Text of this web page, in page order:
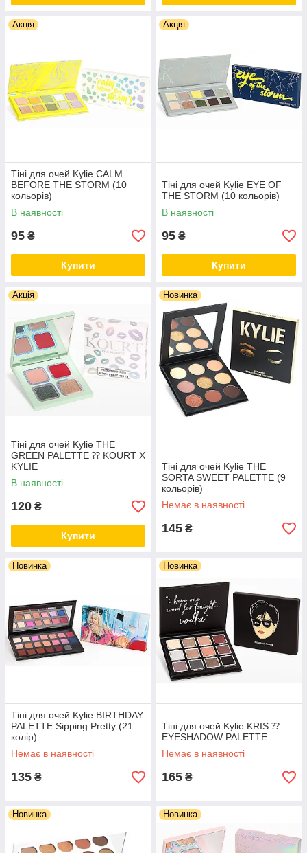
Акція
Тіні для очей Kylie CALM
BEFORE THE STORM (10
кольорів)
В наявності
95 ₴
Купити
Акція
Тіні для очей Kylie EYE OF
THE STORM (10 кольорів)
В наявності
95 ₴
Купити
Акція
Тіні для очей Kylie THE
GREEN PALETTE ⁇ KOURT X
KYLIE
В наявності
120 ₴
Купити
Новинка
Тіні для очей Kylie THE
SORTA SWEET PALETTE (9
кольорів)
Немає в наявності
145 ₴
Новинка
Тіні для очей Kylie BIRTHDAY
PALETTE Sipping Pretty (21
колір)
Немає в наявності
135 ₴
Новинка
Тіні для очей Kylie KRIS ⁇
EYESHADOW PALETTE
Немає в наявності
165 ₴
Новинка Новинка